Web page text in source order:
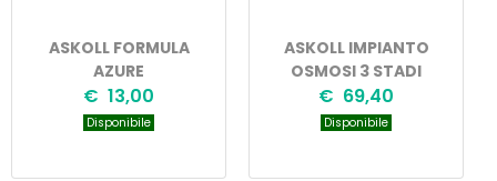
ASKOLL FORMULA
AZURE
€ 13,00
Disponibile
ASKOLL IMPIANTO
OSMOSI 3 STADI
€ 69,40
Disponibile